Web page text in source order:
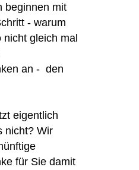
beginnen mit
- warum
nicht gleich mal
an - den
eigentlich
nicht? Wir
für Sie damit